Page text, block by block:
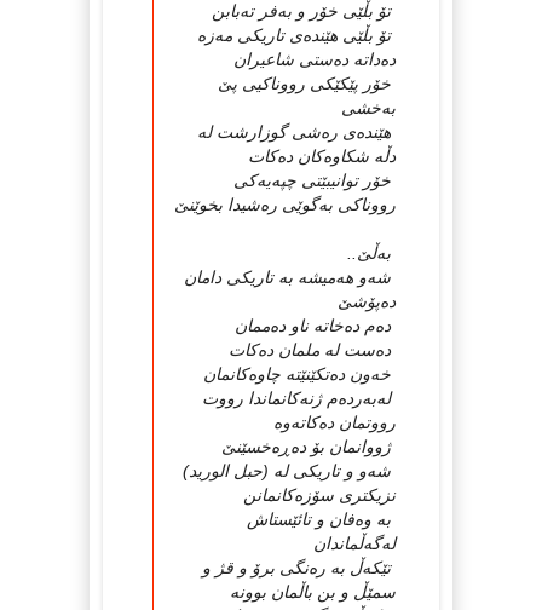
تۆ بڵێی خۆر و بەفر تەبابن
تۆ بڵێی هێندەی تاریكی مەزە
دەداتە دەستی شاعیران
خۆر پێكێكی رووناكیی پێ
بەخشی
هێندەی رەشی گوزارشت لە
دڵە شكاوەكان دەكات
خۆر توانیبێتی چپەیەكی
رووناكی بەگوێی رەشیدا بخوێنێ
بەڵێ..
شەو هەمیشە بە تاریكی دامان
دەپۆشێ
دەم دەخاتە ناو دەممان
دەست لە ملمان دەكات
خەون دەتكێنێتە چاوەكانمان
لەبەردەم ژنەكانماندا رووت
رووتمان دەكاتەوە
ژووانمان بۆ دەڕەخسێنێ
شەو و تاریكی لە (حبل الورید)
نزیكتری سۆزەكانمانن
بە وەفان و تائێستاش
لەگەڵماندان
تێكەڵ بە رەنگی برۆ و قژ و
سمێڵ و بن باڵمان بوونە